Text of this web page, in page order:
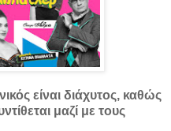
είναι διάχυτος, καθώς
μαζί με τους